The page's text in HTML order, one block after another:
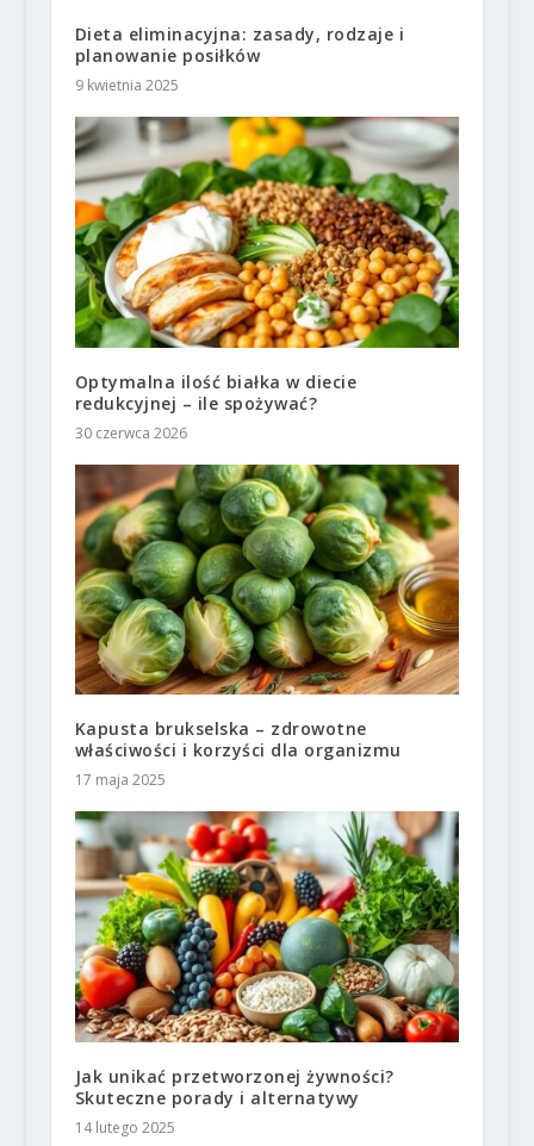
Dieta eliminacyjna: zasady, rodzaje i
planowanie posiłków
9 kwietnia 2025
Optymalna ilość białka w diecie
redukcyjnej – ile spożywać?
30 czerwca 2026
Kapusta brukselska – zdrowotne
właściwości i korzyści dla organizmu
17 maja 2025
Jak unikać przetworzonej żywności?
Skuteczne porady i alternatywy
14 lutego 2025